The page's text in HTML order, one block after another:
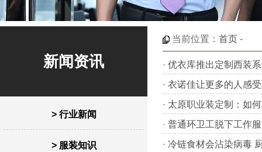
新闻资讯
> 行业新闻
> 服装知识
当前位置： 首页 -
· 优衣库推出定制西装
· 衣诺佳让更多的人感
· 太原职业装定制：如
· 普通环卫工脱下工作
· 冷链食材会沾染病毒